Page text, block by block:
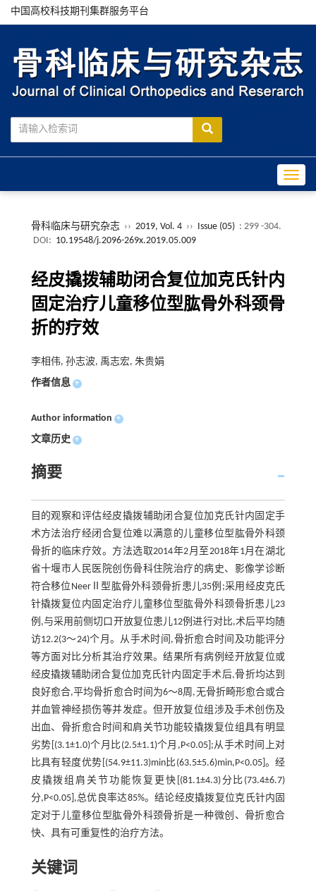
中国高校科技期刊集群服务平台
骨科临床与研究杂志 ›› 2019, Vol. 4 ›› Issue (05) : 299 -304.
DOI: 10.19548/j.2096-269x.2019.05.009
经皮撬拨辅助闭合复位加克氏针内
固定治疗儿童移位型肱骨外科颈骨
折的疗效
李相伟, 孙志波, 禹志宏, 朱贵娟
作者信息 +
Author information +
文章历史 +
摘要
目的观察和评估经皮撬拨辅助闭合复位加克氏针内固定手
术方法治疗经闭合复位难以满意的儿童移位型肱骨外科颈
骨折的临床疗效。方法选取2014年2月至2018年1月在湖北
省十堰市人民医院创伤骨科住院治疗的病史、影像学诊断
符合移位NeerⅡ型肱骨外科颈骨折患儿35例;采用经皮克氏
针撬拨复位内固定治疗儿童移位型肱骨外科颈骨折患儿23
例,与采用前侧切口开放复位患儿12例进行对比,术后平均随
访12.2(3～24)个月。从手术时间,骨折愈合时间及功能评分
等方面对比分析其治疗效果。结果所有病例经开放复位或
经皮撬拨辅助闭合复位加克氏针内固定手术后,骨折均达到
良好愈合,平均骨折愈合时间为6～8周,无骨折畸形愈合或合
并血管神经损伤等并发症。但开放复位组涉及手术创伤及
出血、骨折愈合时间和肩关节功能较撬拨复位组具有明显
劣势[(3.1±1.0)个月比(2.5±1.1)个月,P<0.05];从手术时间上对
比具有轻度优势[(54.9±11.3)min比(63.5±5.6)min,P<0.05]。经
皮撬拨组肩关节功能恢复更快[(81.1±4.3)分比(73.4±6.7)
分,P<0.05],总优良率达85%。结论经皮撬拨复位克氏针内固
定对于儿童移位型肱骨外科颈骨折是一种微创、骨折愈合
快、具有可重复性的治疗方法。
关键词